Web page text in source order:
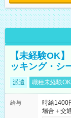
【未経験OK
ッキング・シ
派遣 職種未経験OK
給与
時給1400
場合＋交